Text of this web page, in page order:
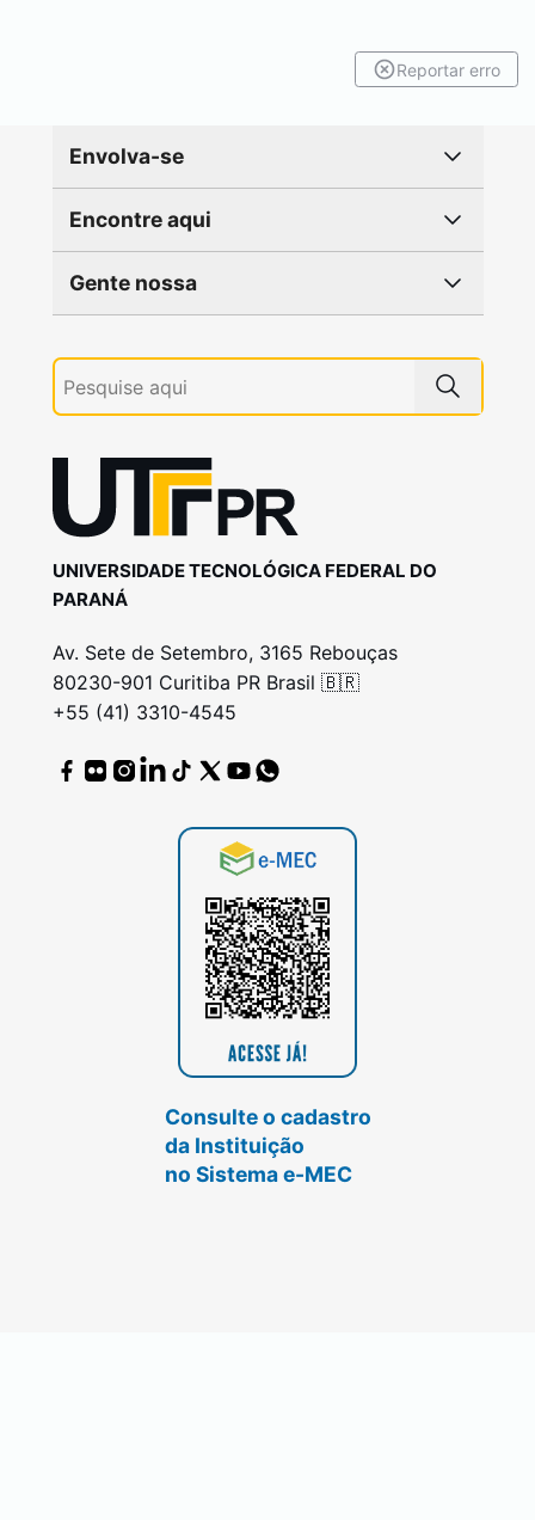
Reportar erro
Envolva-se
Encontre aqui
Gente nossa
UNIVERSIDADE TECNOLÓGICA FEDERAL DO
PARANÁ
Av. Sete de Setembro, 3165 Rebouças
80230-901 Curitiba PR Brasil 🇧🇷
+55 (41) 3310-4545
Consulte o cadastro
da Instituição
no Sistema e-MEC